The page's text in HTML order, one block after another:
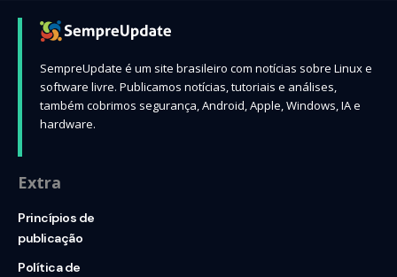
SempreUpdate é um site brasileiro com notícias sobre Linux e
software livre. Publicamos notícias, tutoriais e análises,
também cobrimos segurança, Android, Apple, Windows, IA e
hardware.
Extra
Princípios de
publicação
Política de